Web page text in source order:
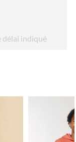
délai indiqué